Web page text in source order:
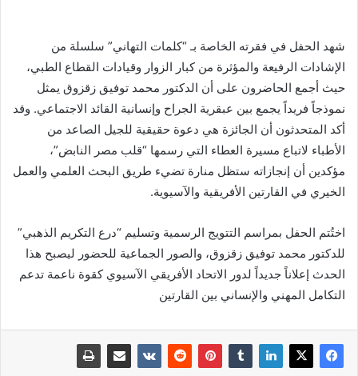
​شهد الحفل في فقرته الخاصة بـ “كلمات التهاني” سلسلة من
الإشادات الرفيعة والمؤثرة من كبار الزوار وقيادات القطاع الطبي،
حيث أجمع الحاضرون على أن الدكتور محمد توفيق زقزوق يمثل
نموذجاً فريداً يجمع بين عبقرية الجراح وإنسانية القائد الاجتماعي. وقد
أكد المتحدثون أن الجائزة هي دعوة حقيقية للجيل الصاعد من
الأطباء لاتباع مسيرة العطاء التي رسمها “قلب مصر النابض”،
مؤكدين أن إنجازاته ستظل منارة تضيء طريق البحث العلمي والعمل
الخيري في القارتين الأفريقية والآسيوية.
​اختُتم الحفل بمراسم التتويج الرسمية وتسليم “درع التكريم الذهبي”
للدكتور محمد توفيق زقزوق، والصور الجماعية للحضور ليصبح هذا
الحدث إعلاناً جديداً لدور الاتحاد الأفريقي الآسيوي كقوة ناعمة تدعم
التكامل المهني والإنساني بين القارتين